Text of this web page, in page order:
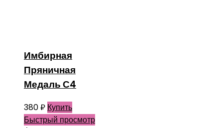
Имбирная
Пряничная
Медаль С4
380₽ Купить
Быстрый просмотр